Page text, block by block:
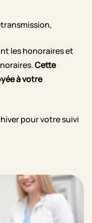
les honoraires et
Cette
à votre
pour votre suivi